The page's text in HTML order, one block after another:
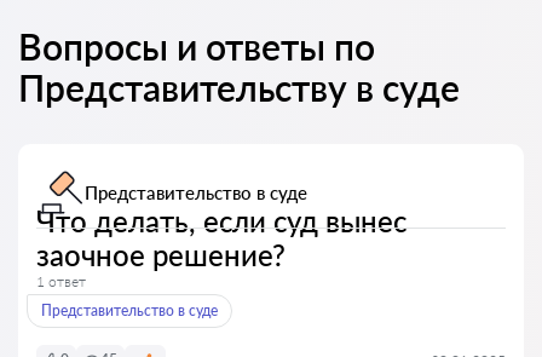
Вопросы и ответы по
Представительству в суде
Представительство в суде
Что делать, если суд вынес
заочное решение?
1 ответ
Представительство в суде